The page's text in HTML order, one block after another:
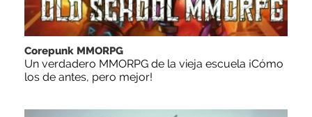
Corepunk MMORPG
Un verdadero MMORPG de la vieja escuela ¡Cómo
los de antes, pero mejor!